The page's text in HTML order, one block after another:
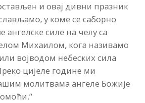
и овај дивни празник
у коме се саборно
ангелске силе на челу са
Михаилом, кога називамо
војводом небеских сила
цијеле године ми
молитвама ангеле Божије